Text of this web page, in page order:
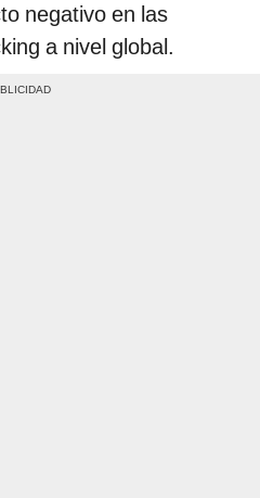
negativo en las
a nivel global.